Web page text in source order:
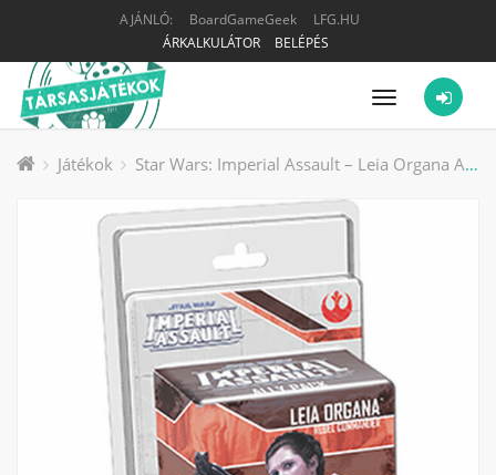
AJÁNLÓ: BoardGameGeek
LFG.HU
ÁRKALKULÁTOR
BELÉPÉS
Menü
Játékok Star Wars: Imperial Assault – Leia Organa Ally Pack társasjáték kiegészítő